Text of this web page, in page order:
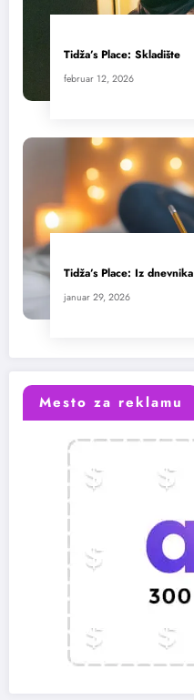
Tidža’s Place: Skladište
februar 12, 2026
Tidža’s Place: Iz dnevnika
januar 29, 2026
Mesto za reklamu